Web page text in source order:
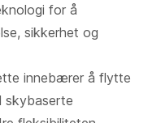
for å
sikkerhet og
innebærer å flytte
skybaserte